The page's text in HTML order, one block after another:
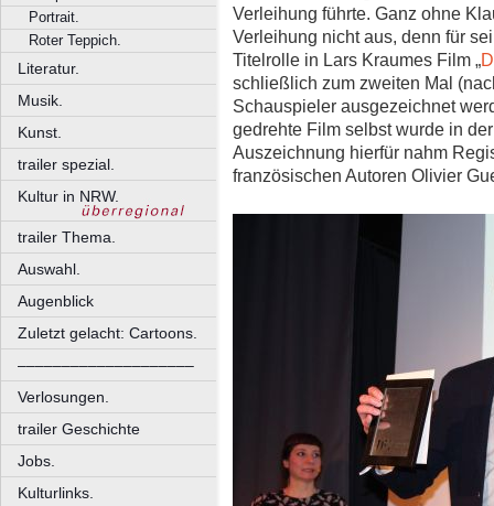
Portrait.
Roter Teppich.
Literatur.
Musik.
Kunst.
trailer spezial.
Kultur in NRW.
trailer Thema.
Auswahl.
Augenblick
Zuletzt gelacht: Cartoons.
––––––––––––––––––––
Verlosungen.
trailer Geschichte
Jobs.
Kulturlinks.
Verleihung führte. Ganz ohne
Verleihung nicht aus, denn für
Titelrolle in Lars Kraumes Film „
schließlich zum zweiten Mal
Schauspieler ausgezeichnet
gedrehte Film selbst wurde in
Auszeichnung hierfür nahm
französischen Autoren Olivier